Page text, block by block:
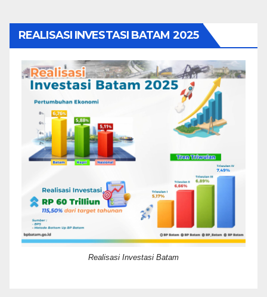
REALISASI INVESTASI BATAM 2025
Realisasi Investasi Batam